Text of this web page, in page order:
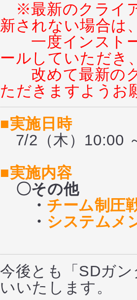
※最新のクライ
新されない場合は
一度インスト
ールしていただき
改めて最新の
ただきますようお
■実施日時
7/2（木）10:00
■実施内容
〇その他
・ チーム制圧
・ システムメ
今後とも「SDガ
いいたします。